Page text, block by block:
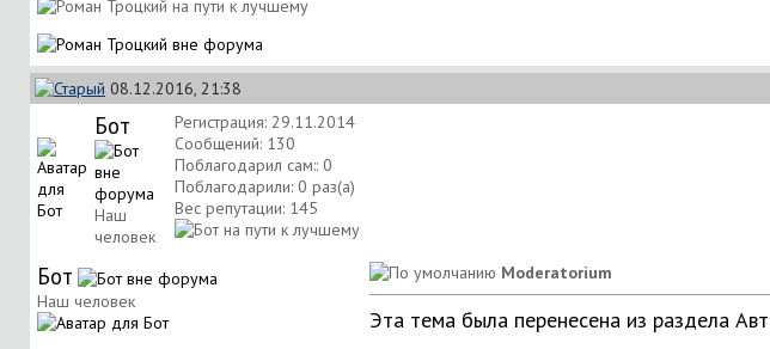
08.12.2016, 21:38
Бот
Наш
человек
Регистрация: 29.11.2014
Сообщений: 130
Поблагодарил сам:: 0
Поблагодарили: 0 раз(а)
Вес репутации: 145
Бот
Наш человек
Moderatorium
Эта тема была перенесена из раздела